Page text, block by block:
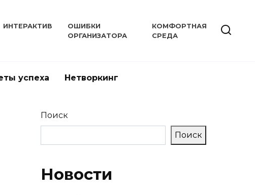
ИНТЕРАКТИВ
ОШИБКИ
ОРГАНИЗАТОРА
КОМФОРТНАЯ
СРЕДА
успеха Нетворкинг
Поиск
Поиск
Новости